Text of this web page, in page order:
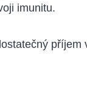
imunitu.
příjem